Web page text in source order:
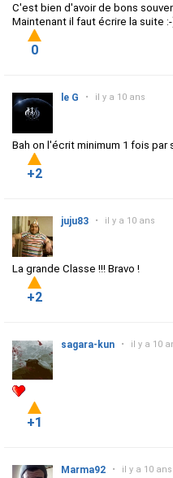
C'est bien d'avoir de bons
Maintenant il faut écrire la suite
0
le G • il y a 10 ans
Bah on l'écrit minimum 1 fois par
+2
juju83 • il y a 10 ans
La grande Classe !!! Bravo !
+2
sagara-kun • il y a 10
+1
Marma92 • il y a 10 ans